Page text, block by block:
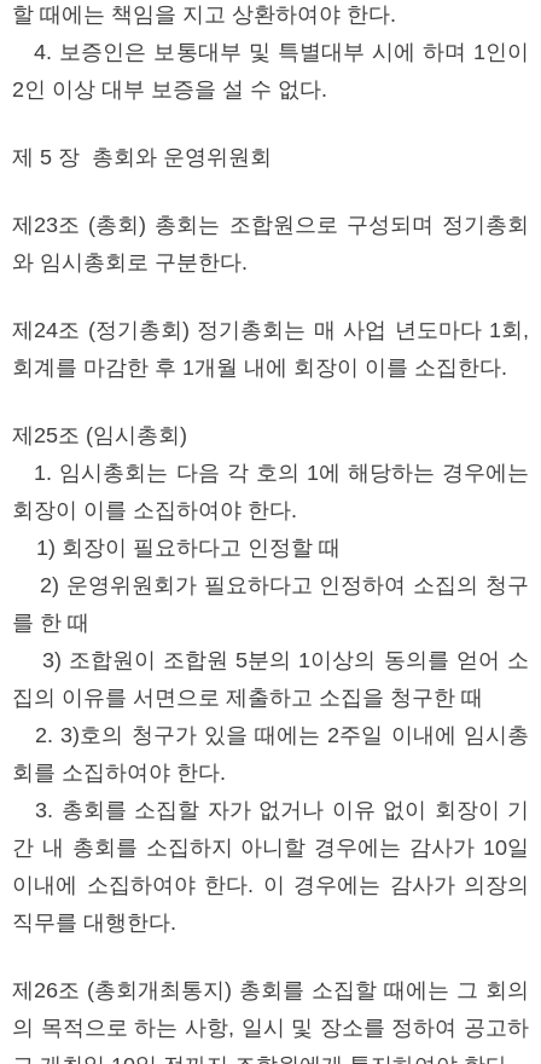
할 때에는 책임을 지고 상환하여야 한다.
4. 보증인은 보통대부 및 특별대부 시에 하며 1인이
2인 이상 대부 보증을 설 수 없다.
제 5 장 총회와 운영위원회
제23조 (총회) 총회는 조합원으로 구성되며 정기총회
와 임시총회로 구분한다.
제24조 (정기총회) 정기총회는 매 사업 년도마다 1회,
회계를 마감한 후 1개월 내에 회장이 이를 소집한다.
제25조 (임시총회)
1. 임시총회는 다음 각 호의 1에 해당하는 경우에는
회장이 이를 소집하여야 한다.
1) 회장이 필요하다고 인정할 때
2) 운영위원회가 필요하다고 인정하여 소집의 청구
를 한 때
3) 조합원이 조합원 5분의 1이상의 동의를 얻어 소
집의 이유를 서면으로 제출하고 소집을 청구한 때
2. 3)호의 청구가 있을 때에는 2주일 이내에 임시총
회를 소집하여야 한다.
3. 총회를 소집할 자가 없거나 이유 없이 회장이 기
간 내 총회를 소집하지 아니할 경우에는 감사가 10일
이내에 소집하여야 한다. 이 경우에는 감사가 의장의
직무를 대행한다.
제26조 (총회개최통지) 총회를 소집할 때에는 그 회의
의 목적으로 하는 사항, 일시 및 장소를 정하여 공고하